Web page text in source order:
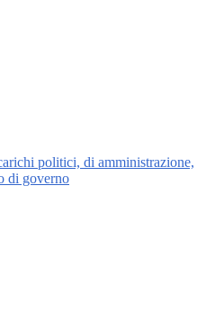
politici, di amministrazione,
di governo